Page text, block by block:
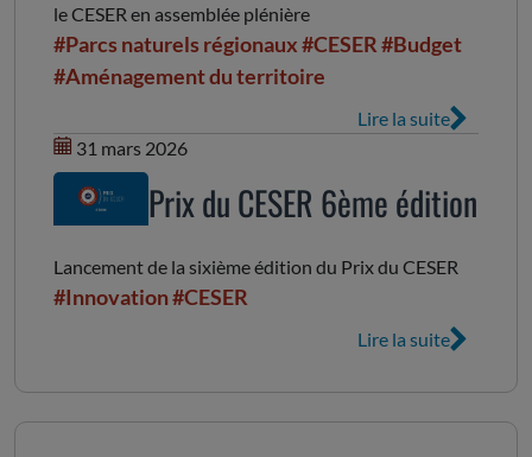
le CESER en assemblée plénière
#Parcs naturels régionaux#CESER#Budget
#Aménagement du territoire
Lire la suite
31 mars 2026
Prix du CESER 6ème édition
Lancement de la sixième édition du Prix du CESER
#Innovation#CESER
Lire la suite